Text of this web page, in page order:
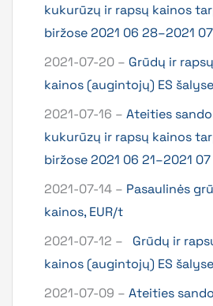
kukurūzų ir rapsų kainos
biržose 2021 06 28–2021
2021-07-20 – Grūdų ir
kainos (augintojų) ES
2021-07-16 – Ateities
kukurūzų ir rapsų kainos
biržose 2021 06 21–2021 07
2021-07-14 – Pasaulinės
kainos, EUR/t
2021-07-12 –
Grūdų ir
kainos (augintojų) ES
2021-07-09 – Ateities